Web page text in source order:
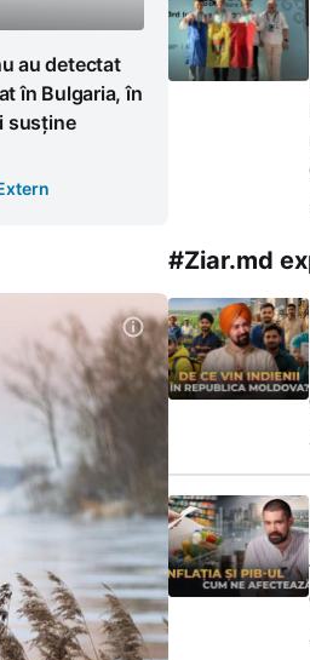
au detectat
în Bulgaria, în
susține
#Ziar.md